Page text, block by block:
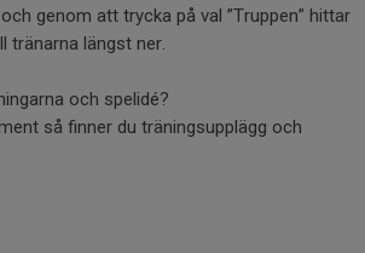
genom att trycka på val ”Truppen” hittar
tränarna längst ner.
och spelidé?
så finner du träningsupplägg och